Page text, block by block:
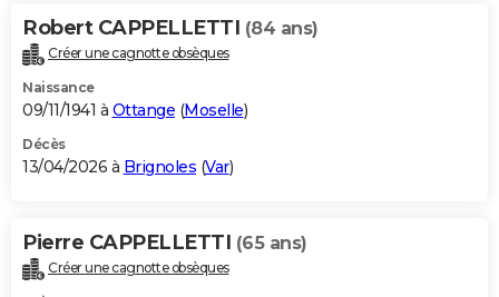
Alimentation
Guide de la santé
Maladies
Médicaments
Sommeil
VOYAGE
Destinations
City break
Voyage nature
Voyage de noces
Forum
Climat
+PHOTO
GUIDES D'ACHAT
BONS PLANS
Carte de Noël
Carte Bonne année
Carte Saint-Valentin
Carte Pâques
Carte d'anniversaire
DICTIONNAIRE
Robert CAPPELLETTI (84 ans)
Créer une cagnotte obsèques
Naissance
09/11/1941 à Ottange (Moselle)
Décès
13/04/2026 à Brignoles (Var)
Pierre CAPPELLETTI (65 ans)
Créer une cagnotte obsèques